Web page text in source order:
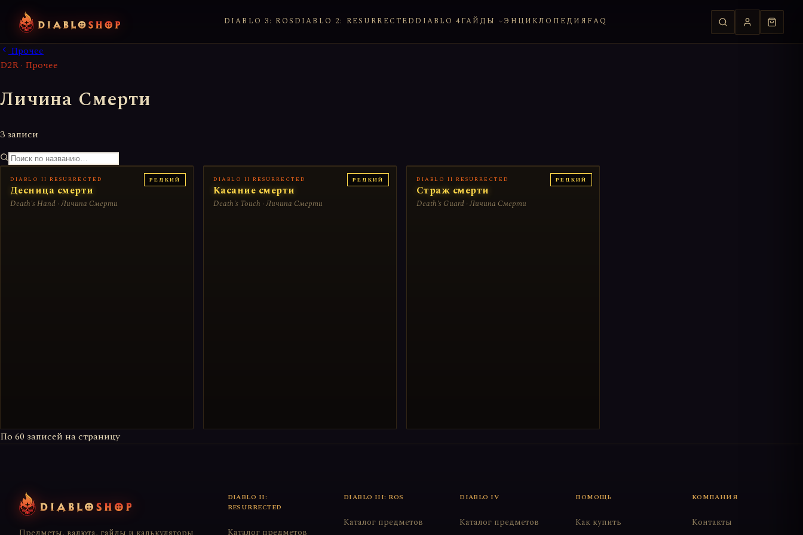
DIABLO 3: ROS DIABLO 2: RESURRECTED DIABLO 4ГАЙДЫ ЭНЦИКЛОПЕДИЯ FAQ
Прочее
D2R · Прочее
Личина Смерти
3 записи
РЕДКИЙ
DIABLO II RESURRECTED
Десница смерти
Death's Hand · Личина Смерти
РЕДКИЙ
DIABLO II RESURRECTED
Касание смерти
Death's Touch · Личина Смерти
РЕДКИЙ
DIABLO II RESURRECTED
Страж смерти
Death's Guard · Личина Смерти
По 60 записей на страницу
DIABLO II:
RESURRECTED
Каталог предметов
DIABLO III: ROS
Каталог предметов
DIABLO IV
Каталог предметов
ПОМОЩЬ
Как купить
КОМПАНИЯ
Контакты